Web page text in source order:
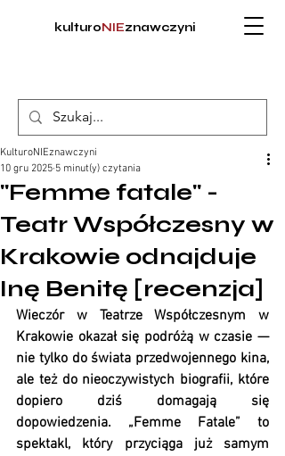
kulturoNIEznawczyni
"Femme fatale" -
Teatr Współczesny w
Krakowie odnajduje
Inę Benitę [recenzja]
KulturoNIEznawczyni
10 gru 2025 5 minut(y) czytania
Wieczór w Teatrze Współczesnym w
Krakowie okazał się podróżą w czasie —
nie tylko do świata przedwojennego kina,
ale też do nieoczywistych biografii, które
dopiero dziś domagają się
dopowiedzenia. „Femme Fatale” to
spektakl, który przyciąga już samym